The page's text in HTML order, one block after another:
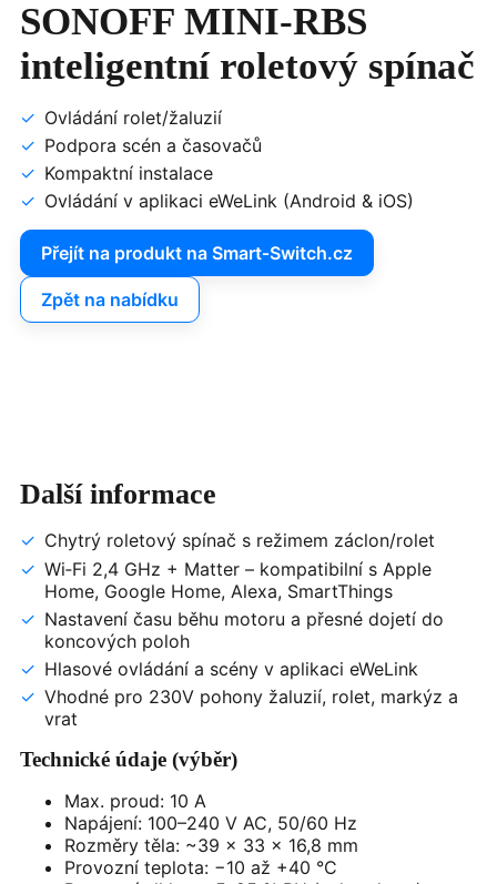
SONOFF MINI‑RBS
inteligentní roletový spínač
Ovládání rolet/žaluzií
Podpora scén a časovačů
Kompaktní instalace
Ovládání v aplikaci eWeLink (Android & iOS)
Přejít na produkt na Smart‑Switch.cz
Zpět na nabídku
Další informace
Chytrý roletový spínač s režimem záclon/rolet
Wi‑Fi 2,4 GHz + Matter – kompatibilní s Apple
Home, Google Home, Alexa, SmartThings
Nastavení času běhu motoru a přesné dojetí do
koncových poloh
Hlasové ovládání a scény v aplikaci eWeLink
Vhodné pro 230V pohony žaluzií, rolet, markýz a
vrat
Technické údaje (výběr)
Max. proud: 10 A
Napájení: 100–240 V AC, 50/60 Hz
Rozměry těla: ~39 × 33 × 16,8 mm
Provozní teplota: −10 až +40 °C